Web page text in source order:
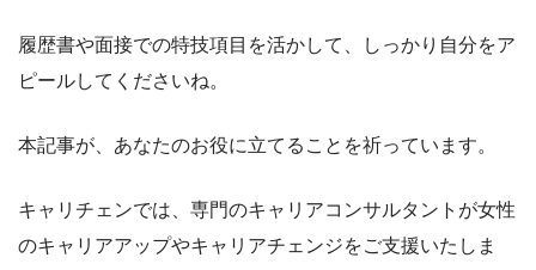
履歴書や面接での特技項目を活かして、しっかり自分をア
ピールしてくださいね。
本記事が、あなたのお役に立てることを祈っています。
キャリチェンでは、専門のキャリアコンサルタントが女性
のキャリアアップやキャリアチェンジをご支援いたしま